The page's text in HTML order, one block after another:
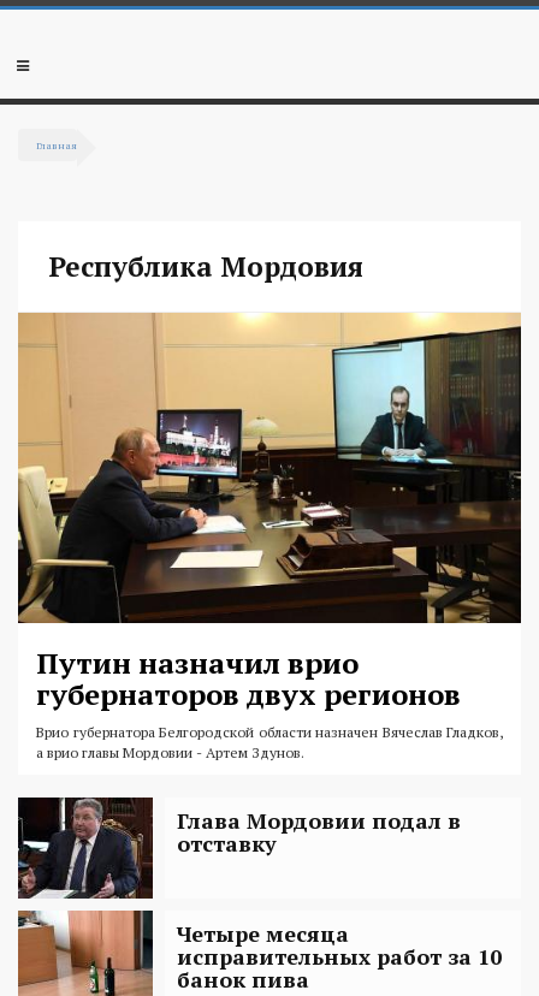
Перейти к основному содержанию
Мобильное
Главная
Республика Мордовия
Путин назначил врио
губернаторов двух регионов
Врио губернатора Белгородской области назначен Вячеслав Гладков,
а врио главы Мордовии - Артем Здунов.
Глава Мордовии подал в
отставку
Четыре месяца
исправительных работ за 10
банок пива